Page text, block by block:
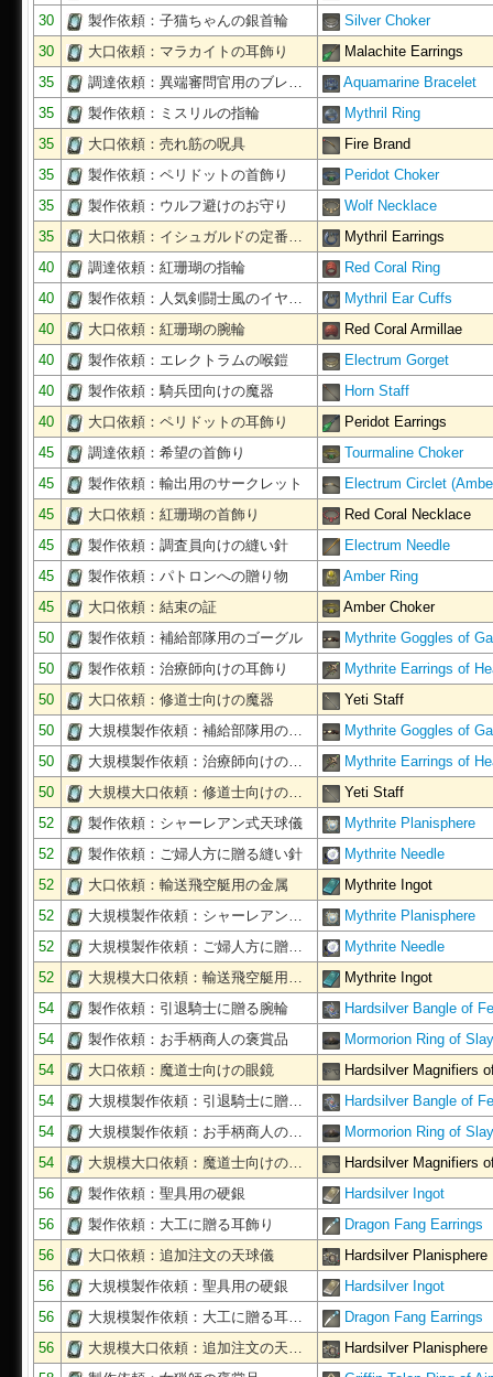
30
製作依頼：子猫ちゃんの銀首輪
Silver Choker
30
大口依頼：マラカイトの耳飾り
Malachite Earrings
35
調達依頼：異端審問官用のブレ…
Aquamarine Bracelet
35
製作依頼：ミスリルの指輪
Mythril Ring
35
大口依頼：売れ筋の呪具
Fire Brand
35
製作依頼：ペリドットの首飾り
Peridot Choker
35
製作依頼：ウルフ避けのお守り
Wolf Necklace
35
大口依頼：イシュガルドの定番…
Mythril Earrings
40
調達依頼：紅珊瑚の指輪
Red Coral Ring
40
製作依頼：人気剣闘士風のイヤ…
Mythril Ear Cuffs
40
大口依頼：紅珊瑚の腕輪
Red Coral Armillae
40
製作依頼：エレクトラムの喉鎧
Electrum Gorget
40
製作依頼：騎兵団向けの魔器
Horn Staff
40
大口依頼：ペリドットの耳飾り
Peridot Earrings
45
調達依頼：希望の首飾り
Tourmaline Choker
45
製作依頼：輸出用のサークレット
Electrum Circlet
45
大口依頼：紅珊瑚の首飾り
Red Coral Necklace
45
製作依頼：調査員向けの縫い針
Electrum Needle
45
製作依頼：パトロンへの贈り物
Amber Ring
45
大口依頼：結束の証
Amber Choker
50
製作依頼：補給部隊用のゴーグル
Mythrite Goggles of
50
製作依頼：治療師向けの耳飾り
Mythrite Earrings of
50
大口依頼：修道士向けの魔器
Yeti Staff
50
大規模製作依頼：補給部隊用の…
Mythrite Goggles of
50
大規模製作依頼：治療師向けの…
Mythrite Earrings of
50
大規模大口依頼：修道士向けの…
Yeti Staff
52
製作依頼：シャーレアン式天球儀
Mythrite Planisphere
52
製作依頼：ご婦人方に贈る縫い針
Mythrite Needle
52
大口依頼：輸送飛空艇用の金属
Mythrite Ingot
52
大規模製作依頼：シャーレアン…
Mythrite Planisphere
52
大規模製作依頼：ご婦人方に贈…
Mythrite Needle
52
大規模大口依頼：輸送飛空艇用…
Mythrite Ingot
54
製作依頼：引退騎士に贈る腕輪
Hardsilver Bangle of
54
製作依頼：お手柄商人の褒賞品
Mormorion Ring of
54
大口依頼：魔道士向けの眼鏡
Hardsilver Magnifiers
54
大規模製作依頼：引退騎士に贈…
Hardsilver Bangle of
54
大規模製作依頼：お手柄商人の…
Mormorion Ring of
54
大規模大口依頼：魔道士向けの…
Hardsilver Magnifiers
56
製作依頼：聖具用の硬銀
Hardsilver Ingot
56
製作依頼：大工に贈る耳飾り
Dragon Fang Earrings
56
大口依頼：追加注文の天球儀
Hardsilver Planisphere
56
大規模製作依頼：聖具用の硬銀
Hardsilver Ingot
56
大規模製作依頼：大工に贈る耳…
Dragon Fang Earrings
56
大規模大口依頼：追加注文の天…
Hardsilver Planisphere